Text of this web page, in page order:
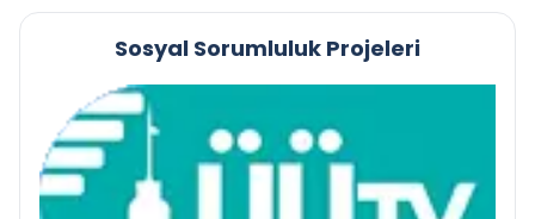
Sosyal Sorumluluk Projeleri